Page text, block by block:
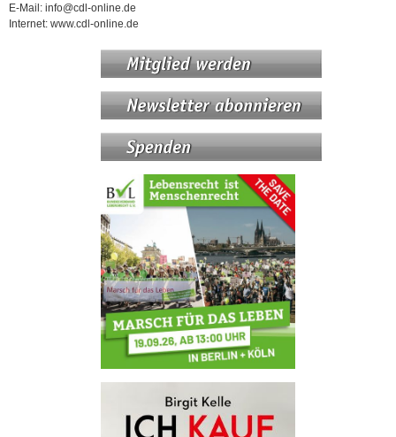
E-Mail: info@cdl-online.de
Internet: www.cdl-online.de